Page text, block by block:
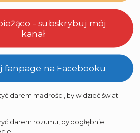
- subskrybuj mój
kanał
fanpage na Facebooku
darem mądrości, by widzieć świat
darem rozumu, by dogłębnie